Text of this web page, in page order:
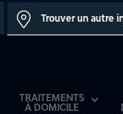
Trouver un autre
TRAITEMENTS
À DOMICILE